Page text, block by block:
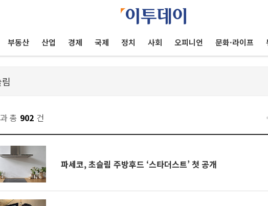
부동산 산업 경제 국제 정치 사회 오피니언 문화·라이프
총 902 건
파세코, 초슬림 주방후드 ‘스타더스트’ 첫 공개